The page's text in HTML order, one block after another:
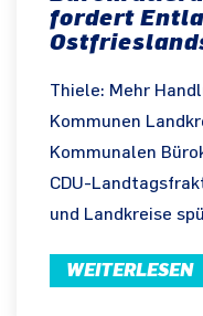
fordert
Thiele: Mehr
Kommunen
Kommunalen
CDU-
und Landkreise
WEITERLESEN